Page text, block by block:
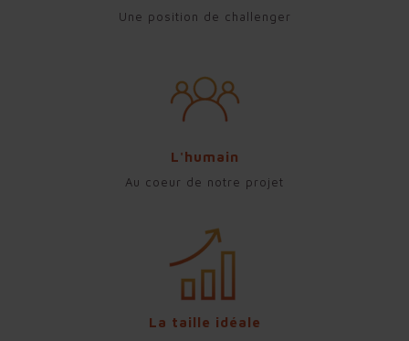
Une position de challenger
L'humain
Au coeur de notre projet
La taille idéale